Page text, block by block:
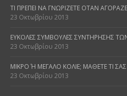
ΤΙ ΠΡΈΠΕΙ ΝΑ ΓΝΩΡΊΖΕΤΕ ΌΤΑΝ
23 Οκτωβρίου 2013
ΕΎΚΟΛΕΣ ΣΥΜΒΟΥΛΈΣ ΣΥΝΤΉΡΗΣΗΣ
23 Οκτωβρίου 2013
ΜΙΚΡΌ Ή ΜΕΓΆΛΟ ΚΟΛΙΈ; ΜΆΘΕΤΕ ΤΙ ΣΑΣ
23 Οκτωβρίου 2013